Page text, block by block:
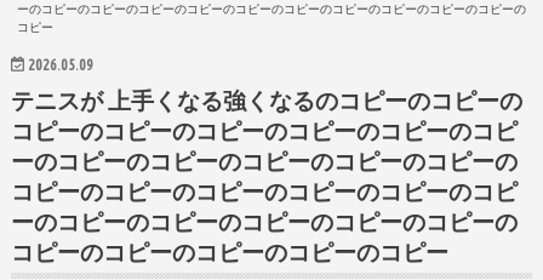
ーのコピーのコピーのコピーのコピーのコピーのコピーのコピーのコピーのコピーのコピーの
コピー
2026.05.09
テニスが 上手くなる強くなるのコピーのコピーの
コピーのコピーのコピーのコピーのコピーのコピ
ーのコピーのコピーのコピーのコピーのコピーの
コピーのコピーのコピーのコピーのコピーのコピ
ーのコピーのコピーのコピーのコピーのコピーの
コピーのコピーのコピーのコピーのコピー